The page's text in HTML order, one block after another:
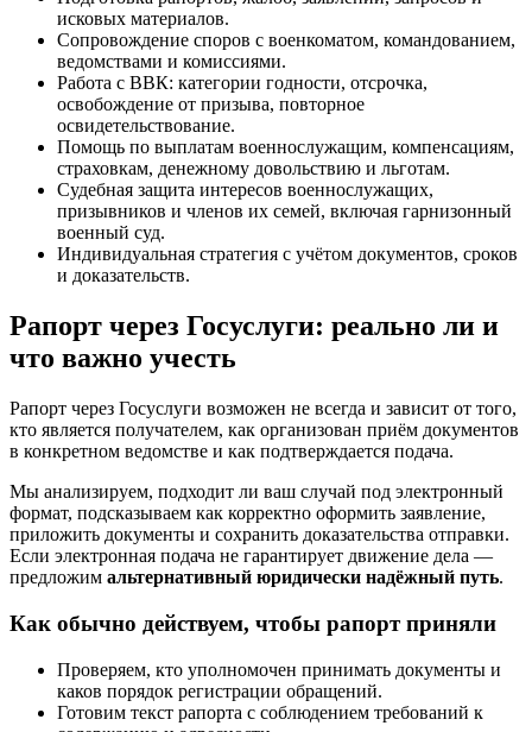
исковых материалов.
Сопровождение споров с военкоматом, командованием,
ведомствами и комиссиями.
Работа с ВВК: категории годности, отсрочка,
освобождение от призыва, повторное
освидетельствование.
Помощь по выплатам военнослужащим, компенсациям,
страховкам, денежному довольствию и льготам.
Судебная защита интересов военнослужащих,
призывников и членов их семей, включая гарнизонный
военный суд.
Индивидуальная стратегия с учётом документов, сроков
и доказательств.
Рапорт через Госуслуги: реально ли и
что важно учесть
Рапорт через Госуслуги возможен не всегда и зависит от того,
кто является получателем, как организован приём документов
в конкретном ведомстве и как подтверждается подача.
Мы анализируем, подходит ли ваш случай под электронный
формат, подсказываем как корректно оформить заявление,
приложить документы и сохранить доказательства отправки.
Если электронная подача не гарантирует движение дела —
предложим альтернативный юридически надёжный путь.
Как обычно действуем, чтобы рапорт приняли
Проверяем, кто уполномочен принимать документы и
каков порядок регистрации обращений.
Готовим текст рапорта с соблюдением требований к